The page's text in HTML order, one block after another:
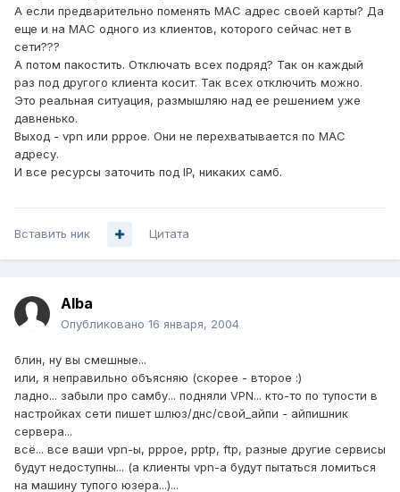
А если предварительно поменять MAC адрес своей карты? Да
еще и на MAC одного из клиентов, которого сейчас нет в
сети???
А потом пакостить. Отключать всех подряд? Так он каждый
раз под другого клиента косит. Так всех отключить можно.
Это реальная ситуация, размышляю над ее решением уже
давненько.
Выход - vpn или pppoe. Они не перехватывается по MAC
адресу.
И все ресурсы заточить под IP, никаких самб.
Вставить ник Цитата
Alba
Опубликовано 16 января, 2004
блин, ну вы смешные...
или, я неправильно объясняю (скорее - второе :)
ладно... забыли про самбу... подняли VPN... кто-то по тупости в
настройках сети пишет шлюз/днс/свой_айпи - айпишник
сервера...
всё... все ваши vpn-ы, pppoe, pptp, ftp, разные другие сервисы
будут недоступны... (а клиенты vpn-а будут пытаться ломиться
на машину тупого юзера...)...